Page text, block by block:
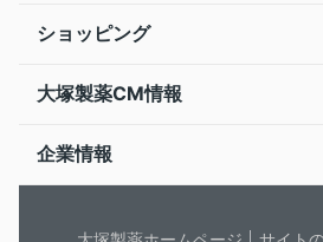
ショッピング
大塚製薬CM情報
企業情報